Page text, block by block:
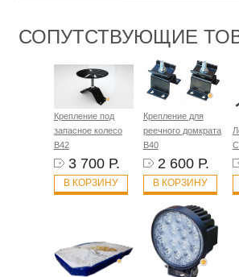
СОПУТСТВУЮЩИЕ
Крепление под
запасное колесо
B42
3 700 Р.
В КОРЗИНУ
Крепление для
реечного домкрата
B40
2 600 Р.
В КОРЗИНУ